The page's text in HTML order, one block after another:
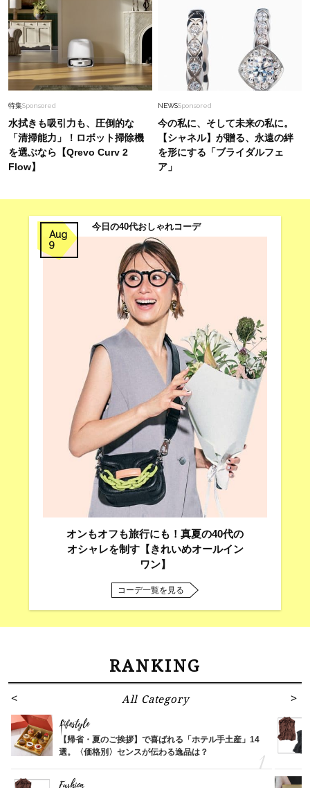
目元の「深いたるみ＆くぼみ」に手応え！プロが
選ぶ、話題の名品〈５選〉
Fashion 2026.8.7
「Tシャツ苦手」を克服！【大野真理子さん×佐
藤佳菜子さん】”40代コンサバ派”の盛れセット
特集Sponsored
水拭きも吸引力も、圧倒的な
「清掃能力」！ロボット掃除機
を選ぶなら【Qrevo Curv 2
Flow】
NEWSSponsored
今の私に、そして未来の私に。
【シャネル】が贈る、永遠の絆
を形にする「ブライダルフェ
ア」
Aug
9
今日の40代おしゃれコーデ
オンもオフも旅行にも！真夏の40代の
オシャレを制す【きれいめオールイン
ワン】
コーデ一覧を見る
RANKING
All Category
Lifestyle
【帰省・夏のご挨拶】で喜ばれる「ホテル手土産」14
選。〈価格別〉センスが伝わる逸品は？